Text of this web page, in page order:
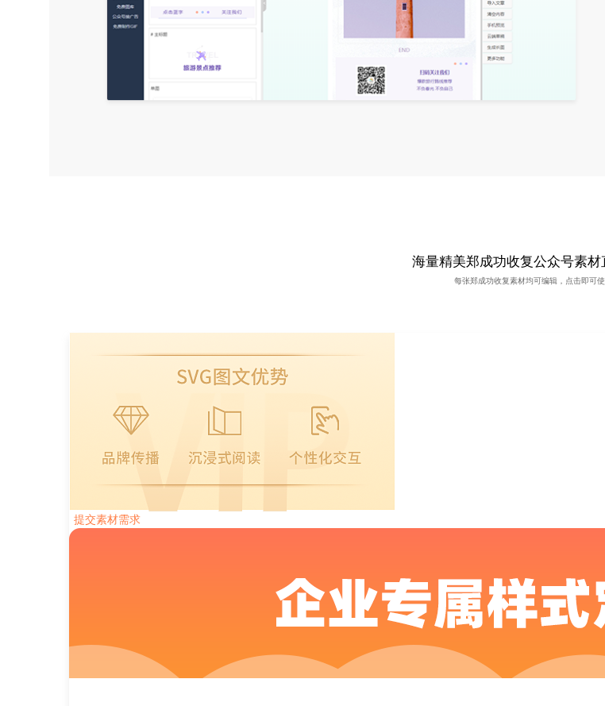
海量精美郑成功收复公众号素材
每张郑成功收复素材均可编辑，点击即可